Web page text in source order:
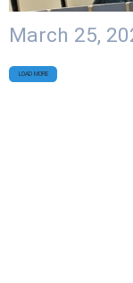
March 25,
LOAD MORE